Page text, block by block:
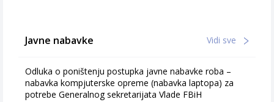
Javne nabavke Vidi sve
Odluka o poništenju postupka javne nabavke roba –
nabavka kompjuterske opreme (nabavka laptopa) za
potrebe Generalnog sekretarijata Vlade FBiH